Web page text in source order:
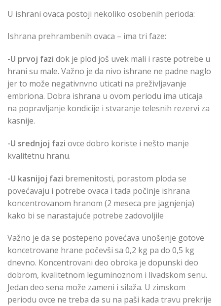
U ishrani ovaca postoji nekoliko osobenih perioda:
Ishrana prehrambenih ovaca – ima tri faze:
-U prvoj fazi dok je plod još uvek mali i raste potrebe u
hrani su male. Važno je da nivo ishrane ne padne naglo
jer to može negativnvno uticati na preživljavanje
embriona. Dobra ishrana u ovom periodu ima uticaja
na popravljanje kondicije i stvaranje telesnih rezervi za
kasnije.
-U srednjoj fazi ovce dobro koriste i nešto manje
kvalitetnu hranu.
-U kasnijoj fazi bremenitosti, porastom ploda se
povećavaju i potrebe ovaca i tada počinje ishrana
koncentrovanom hranom (2 meseca pre jagnjenja)
kako bi se narastajuće potrebe zadovoljile
Važno je da se postepeno povećava unošenje gotove
koncetrovane hrane počevši sa 0,2 kg pa do 0,5 kg
dnevno. Koncentrovani deo obroka je dopunski deo
dobrom, kvalitetnom leguminoznom i livadskom senu.
Jedan deo sena može zameni i silaža. U zimskom
periodu ovce ne treba da su na paši kada travu prekrije